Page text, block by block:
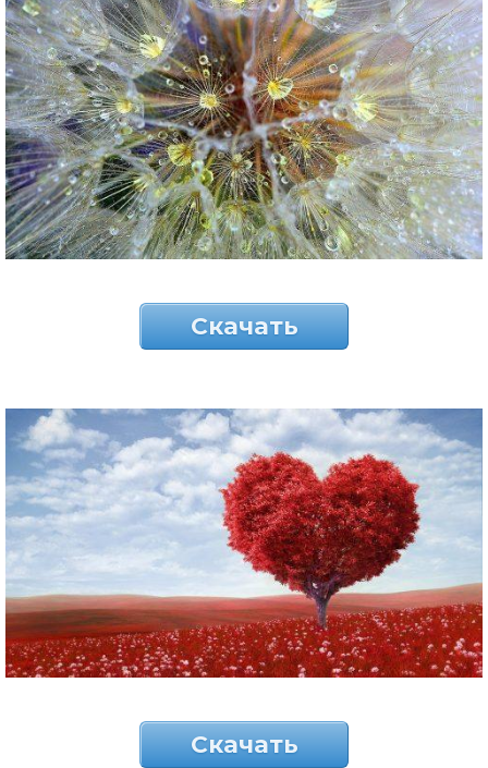
Скачать
Скачать